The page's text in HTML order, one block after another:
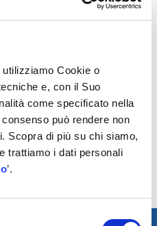
Cookie o
e, con il Suo
come specificato nella
consenso può rendere non
Scopra di più su chi siamo,
trattiamo i dati personali
’.
un elemento
termica del motore che
stabilimenti asiatici alle
dell’Alleanza franco-
ideato e
Business Unit di
forza innovativa che
oltre quattro decenni,
i tempi ed in linea con le